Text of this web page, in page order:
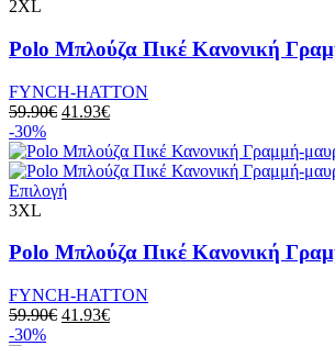
2XL
Polo Μπλούζα Πικέ Κανονική
FYNCH-HATTON
59.90€ 41.93€
-30%
Επιλογή
3XL
Polo Μπλούζα Πικέ Κανονική
FYNCH-HATTON
59.90€ 41.93€
-30%